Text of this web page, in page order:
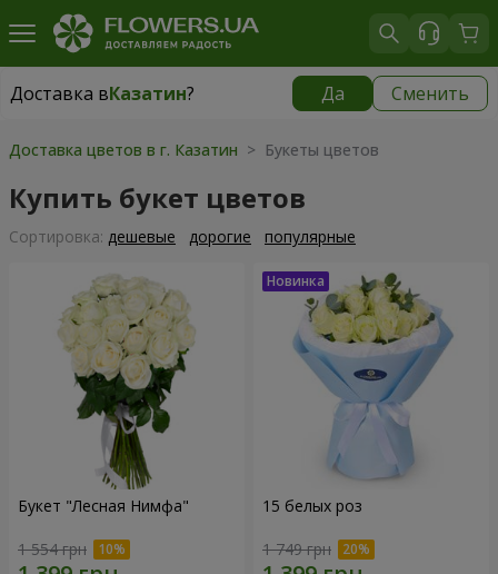
Доставка вКазатин? Да Сменить
Доставка вКазатин|
Доставка цветов в г. Казатин > Букеты цветов
Купить букет цветов
Cортировка: дешевые дорогие популярные
Букет "Лесная Нимфа"
1 554 грн
15 белых роз
1 749 грн